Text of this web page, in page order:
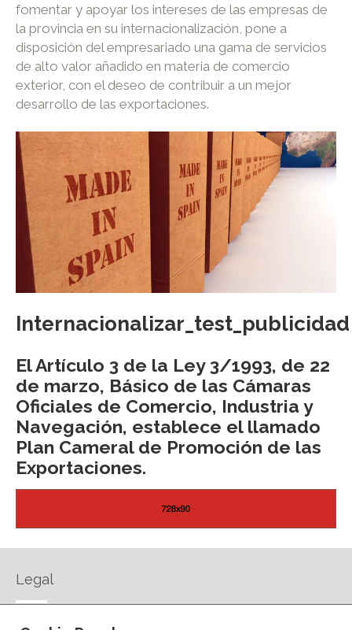
fomentar y apoyar los intereses de las empresas de
la provincia en su internacionalización, pone a
disposición del empresariado una gama de servicios
de alto valor añadido en materia de comercio
exterior, con el deseo de contribuir a un mejor
desarrollo de las exportaciones.
Internacionalizar_test_publicidad
El Artículo 3 de la Ley 3/1993, de 22
de marzo, Básico de las Cámaras
Oficiales de Comercio, Industria y
Navegación, establece el llamado
Plan Cameral de Promoción de las
Exportaciones.
Legal
AVISO LEGAL